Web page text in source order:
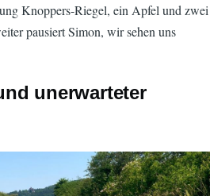
Knoppers-Riegel, ein Apfel und zwei
pausiert Simon, wir sehen uns
unerwarteter